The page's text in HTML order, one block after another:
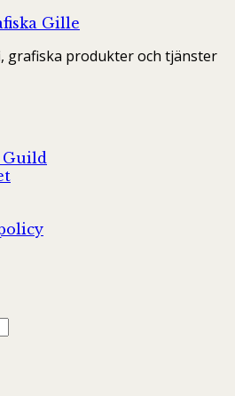
Gille
grafiska produkter och tjänster
Guild